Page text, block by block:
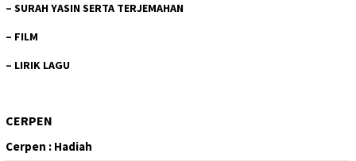
– SURAH YASIN SERTA TERJEMAHAN
– FILM
– LIRIK LAGU
CERPEN
Cerpen : Hadiah